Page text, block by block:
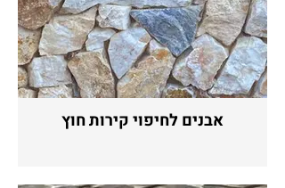
אבנים לחיפוי קירות חוץ